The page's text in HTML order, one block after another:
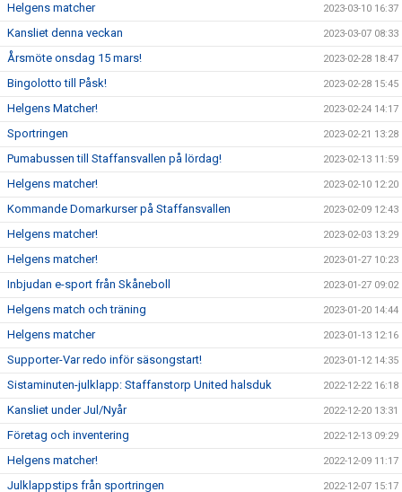
Helgens matcher 2023-03-10 16:37
Kansliet denna veckan 2023-03-07 08:33
Årsmöte onsdag 15 mars! 2023-02-28 18:47
Bingolotto till Påsk! 2023-02-28 15:45
Helgens Matcher! 2023-02-24 14:17
Sportringen 2023-02-21 13:28
Pumabussen till Staffansvallen på lördag! 2023-02-13 11:59
Helgens matcher! 2023-02-10 12:20
Kommande Domarkurser på Staffansvallen 2023-02-09 12:43
Helgens matcher! 2023-02-03 13:29
Helgens matcher! 2023-01-27 10:23
Inbjudan e-sport från Skåneboll 2023-01-27 09:02
Helgens match och träning 2023-01-20 14:44
Helgens matcher 2023-01-13 12:16
Supporter-Var redo inför säsongstart! 2023-01-12 14:35
Sistaminuten-julklapp: Staffanstorp United halsduk 2022-12-22 16:18
Kansliet under Jul/Nyår 2022-12-20 13:31
Företag och inventering 2022-12-13 09:29
Helgens matcher! 2022-12-09 11:17
Julklappstips från sportringen 2022-12-07 15:17